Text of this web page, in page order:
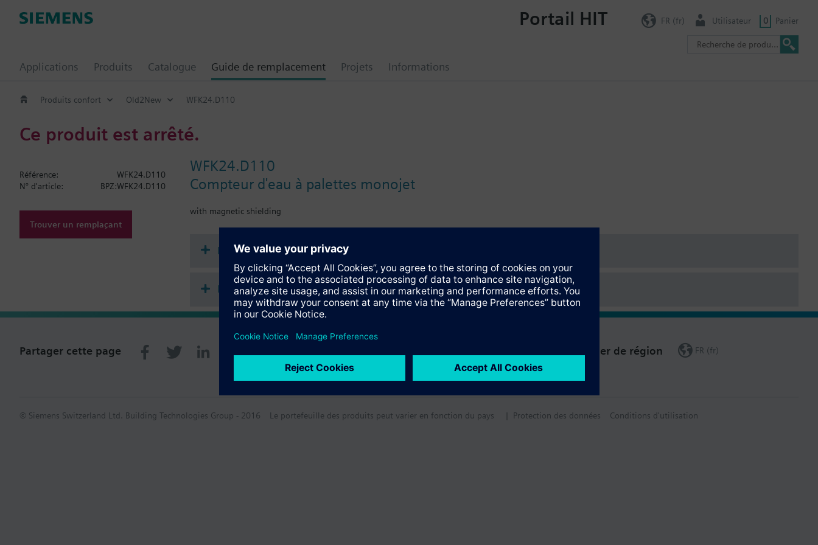
Applications Produits Catalogue Guide de remplacement Projets Informations
Portail HIT FR (fr) Utilisateur 0 Panier
Produits confort Old2New WFK24.D110
Ce produit est arrêté.
WFK24.D110
Compteur d'eau à palettes monojet
with magnetic shielding
Référence:
WFK24.D110
N° d'article:
BPZ:WFK24.D110
Trouver un remplaçant
Documentation
Récapitulatif technique
Partager cette page Changer de région FR (fr)
© Siemens Switzerland Ltd. Building Technologies Group - 2016 Le portefeuille des produits peut varier en fonction du pays | Protection des données Conditions d'utilisation